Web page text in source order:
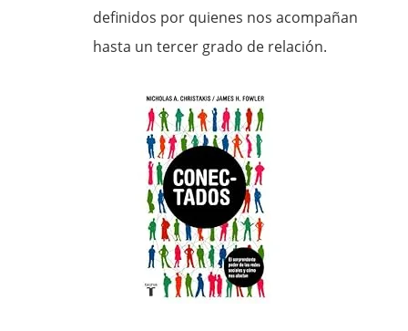
definidos por quienes nos acompañan
hasta un tercer grado de relación.